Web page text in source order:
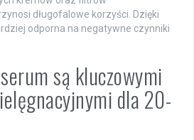
długofalowe korzyści. Dzięki
odporna na negatywne czynniki
są kluczowymi
dla 20-